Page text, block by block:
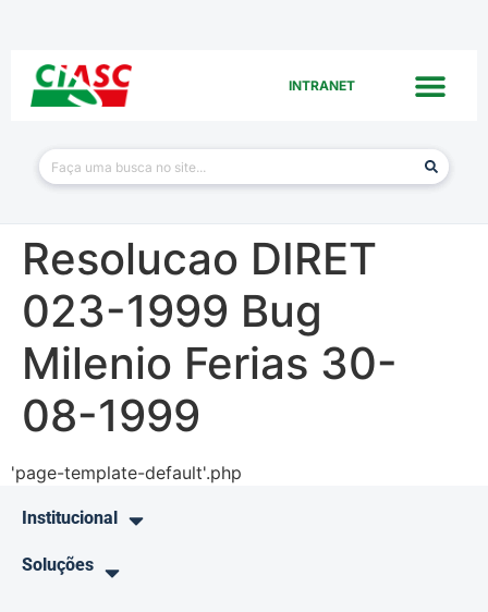
INTRANET
Resolucao DIRET
023-1999 Bug
Milenio Ferias 30-
08-1999
'page-template-default'.php
Institucional
Soluções